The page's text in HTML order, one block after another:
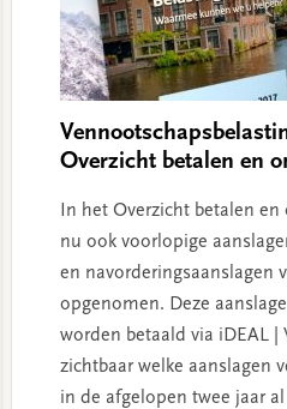
Overzicht betalen en
In het Overzicht betalen
nu ook voorlopige
en navorderingsaanslagen
opgenomen. Deze
worden betaald via iDEAL |
zichtbaar welke aanslagen
in de afgelopen twee jaar